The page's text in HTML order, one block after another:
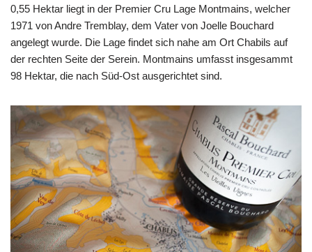
0,55 Hektar liegt in der Premier Cru Lage Montmains, welcher
1971 von Andre Tremblay, dem Vater von Joelle Bouchard
angelegt wurde. Die Lage findet sich nahe am Ort Chabils auf
der rechten Seite der Serein. Montmains umfasst insgesammt
98 Hektar, die nach Süd-Ost ausgerichtet sind.